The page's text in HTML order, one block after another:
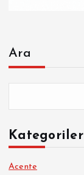
Ara
Kategoriler
Acente